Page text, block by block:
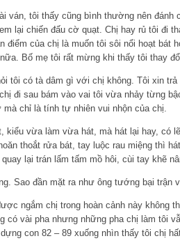
ván, tôi thấy cũng bình thường nên đánh
lại chiến đấu cờ quạt. Chị hay rủ tôi đi
điểm của chị là muốn tôi sôi nổi hoạt
Bố mẹ tôi rất mừng khi thấy tôi thay
tôi có tà dâm gì với chị không. Tôi xin
đi sau bám vào vai tôi vừa nhảy từng
mà chỉ là tính tự nhiên vui nhộn của chị.
kiểu vừa làm vừa hát, mà hát lại hay, có
thoắt rửa bát, tay luộc rau miệng thì
lại trán lấm tấm mồ hôi, cùi tay khẽ
Sao đần mặt ra như ông tướng bại trận
ngắm chị trong hoàn cảnh này
có vài pha nhưng những pha chị làm tôi
con 82 – 89 xuống nhìn thấy tôi chị